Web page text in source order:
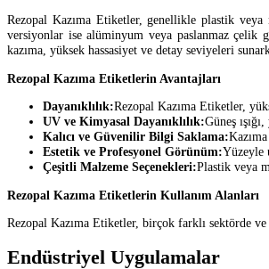
Rezopal Kazıma Etiketler, genellikle plastik
versiyonlar ise alüminyum veya paslanmaz çelik
kazıma, yüksek hassasiyet ve detay seviyeleri
Rezopal Kazıma Etiketlerin Avantajları
Dayanıklılık:Rezopal Kazıma Etiketler,
UV ve Kimyasal Dayanıklılık:Güneş
Kalıcı ve Güvenilir Bilgi Saklama:
Estetik ve Profesyonel Görünüm:Yüzeyle
Çeşitli Malzeme Seçenekleri:Plastik veya
Rezopal Kazıma Etiketlerin Kullanım Alanları
Rezopal Kazıma Etiketler, birçok farklı sektörde ve
Endüstriyel Uygulamalar